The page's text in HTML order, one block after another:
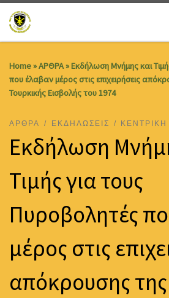
Skip to content
Home»ΑΡΘΡΑ»Εκδήλωση Μνήμης και
που έλαβαν μέρος στις επιχειρήσεις
Τουρκικής Εισβολής του 1974
ΑΡΘΡΑ ΕΚΔΗΛΩΣΕΙΣ ΚΕΝΤΡΙΚΗ
Εκδήλωση
Τιμής για τους
Πυροβολητές
μέρος στις
απόκρουσης της